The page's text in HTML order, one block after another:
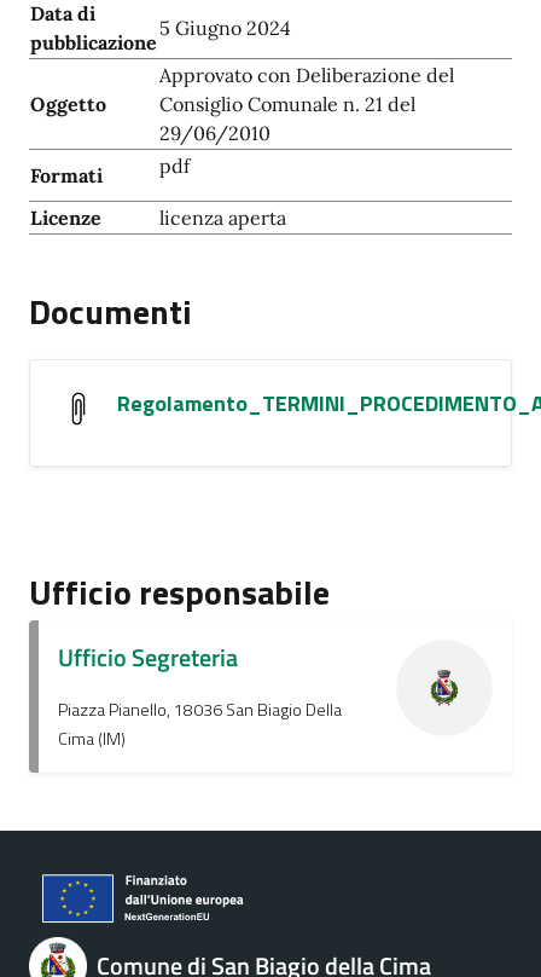
Data di
pubblicazione
5 Giugno 2024
Oggetto
Approvato con Deliberazione del
Consiglio Comunale n. 21 del
29/06/2010
Formati
pdf
Licenze licenza aperta
Documenti
Ufficio responsabile
Ufficio Segreteria
Piazza Pianello, 18036 San Biagio Della
Cima (IM)
Comune di San Biagio della Cima